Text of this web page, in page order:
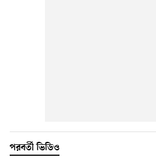
পরবর্তী ভিডিও